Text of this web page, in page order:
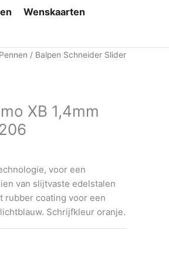
Wenskaarten
Pennen / Balpen Schneider Slider
XB 1,4mm
voor een
van slijtvaste edelstalen
rubber coating voor een
Schrijfkleur oranje.